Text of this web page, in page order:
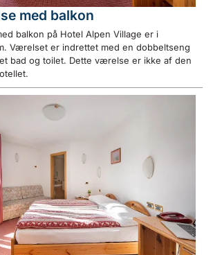
med balkon
balkon på Hotel Alpen Village er i
Værelset er indrettet med en dobbeltseng
bad og toilet. Dette værelse er ikke af den